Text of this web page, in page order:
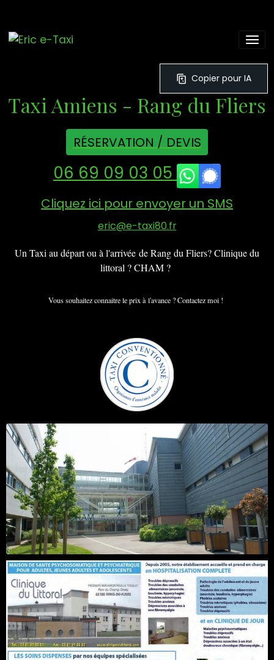
Copier pour IA
Taxi Amiens - Rang du Fliers
RÉSERVATION / DEVIS
06 69 09 03 05
Cliquez ici pour envoyer un SMS
eric@e-taxi80.fr
Un Taxi au départ ou à l'arrivée de Rang du Fliers? Clinique du
littoral ? CHAM ?
Vous souhaitez connaitre le prix à l'avance ? Contactez moi !